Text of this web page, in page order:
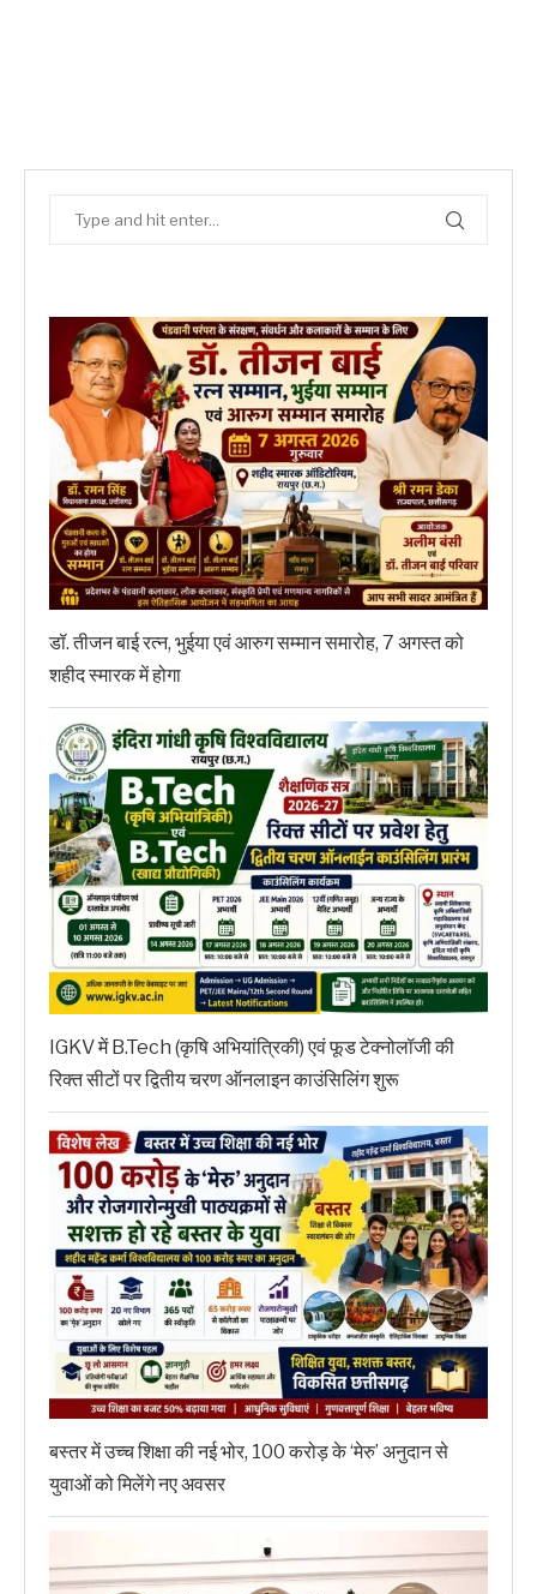
डॉ. तीजन बाई रत्न, भुईया एवं आरुग सम्मान समारोह, 7 अगस्त को
शहीद स्मारक में होगा
IGKV में B.Tech (कृषि अभियांत्रिकी) एवं फूड टेक्नोलॉजी की
रिक्त सीटों पर द्वितीय चरण ऑनलाइन काउंसिलिंग शुरू
बस्तर में उच्च शिक्षा की नई भोर, 100 करोड़ के ‘मेरु’ अनुदान से
युवाओं को मिलेंगे नए अवसर